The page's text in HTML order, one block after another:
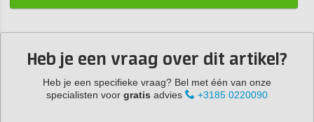
Heb je een vraag over dit artikel?
Heb je een specifieke vraag? Bel met één van onze
specialisten voor gratis advies +3185 0220090